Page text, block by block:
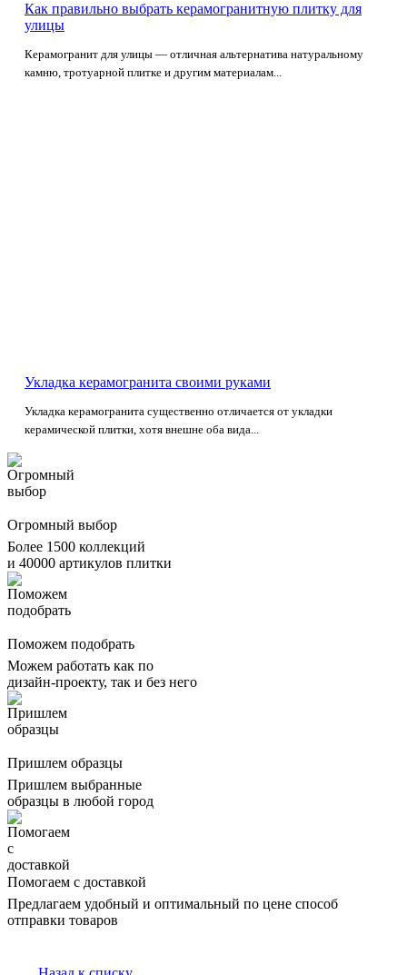
Как правильно выбрать керамогранитную плитку для
улицы
Керамогранит для улицы — отличная альтернатива натуральному
камню, тротуарной плитке и другим материалам...
Укладка керамогранита своими руками
Укладка керамогранита существенно отличается от укладки
керамической плитки, хотя внешне оба вида...
Огромный выбор
Более 1500 коллекций
и 40000 артикулов плитки
Поможем подобрать
Можем работать как по
дизайн-проекту, так и без него
Пришлем образцы
Пришлем выбранные
образцы в любой город
Помогаем с доставкой
Предлагаем удобный и оптимальный по цене способ
отправки товаров